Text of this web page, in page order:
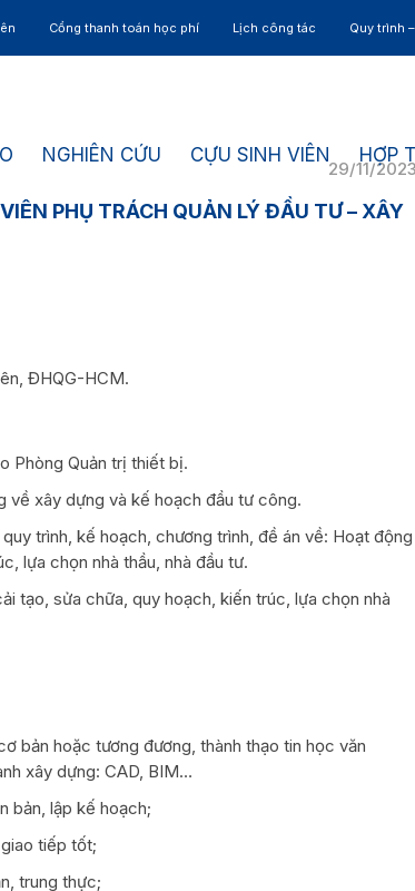
Cổng thanh toán học phí Lịch công tác Quy trình
NGHIÊN CỨU CỰU SINH VIÊN HỢP
29/11/
PHỤ TRÁCH QUẢN LÝ ĐẦU TƯ – XÂY
ĐHQG-HCM.
Phòng Quản trị thiết bị.
về xây dựng và kế hoạch đầu tư công.
trình, kế hoạch, chương trình, đề án về: Hoạt động
lựa chọn nhà thầu, nhà đầu tư.
tạo, sửa chữa, quy hoạch, kiến trúc, lựa chọn nhà
bản hoặc tương đương, thành thạo tin học văn
xây dựng: CAD, BIM…
bản, lập kế hoạch;
tiếp tốt;
trung thực;